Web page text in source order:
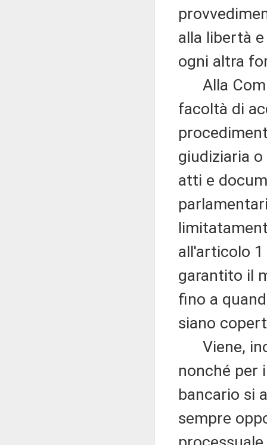
alla libertà
ogni altra
Alla
facoltà di
giudiziaria
atti e
all'articolo
garantito il
fino a
siano
Viene,
nonché per
bancario si
sempre